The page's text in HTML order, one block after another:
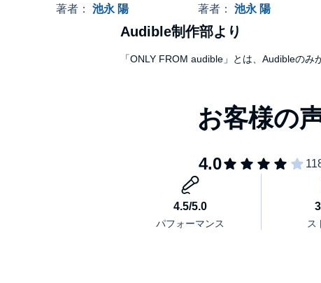
著者： 池永 陽
著者： 池永 陽
Audible制作部より
「ONLY FROM audible」とは、Audibleの